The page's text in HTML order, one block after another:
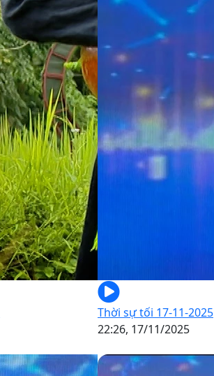
Thời sự tối 17-11-2025
22:26, 17/11/2025